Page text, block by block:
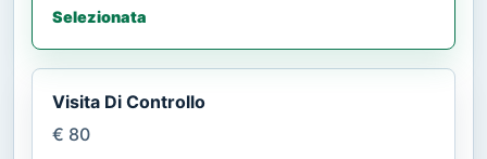
Selezionata
Visita Di Controllo
€ 80